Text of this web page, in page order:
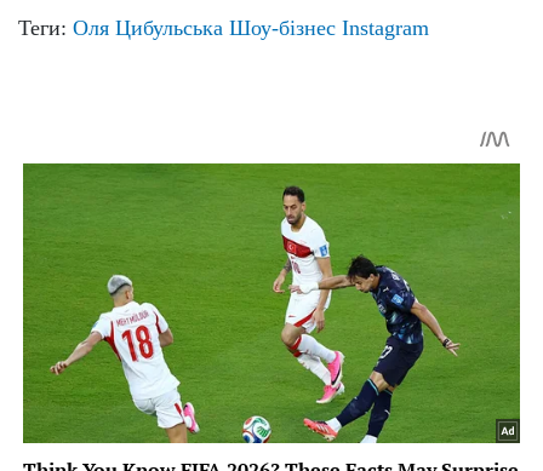
Теги: Оля Цибульська Шоу-бізнес Instagram